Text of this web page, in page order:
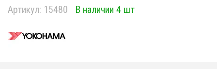
Артикул: 15480 В наличии 4 шт